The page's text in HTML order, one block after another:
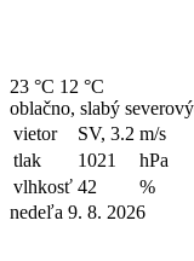
23 °C 12 °C
oblačno, slabý
vietor
SV, 3.2 m/s
tlak
1021
hPa
vlhkosť 42
%
nedeľa 9. 8. 2026